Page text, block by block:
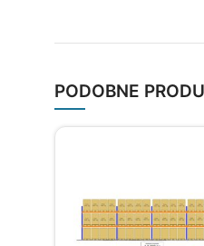
PODOBNE